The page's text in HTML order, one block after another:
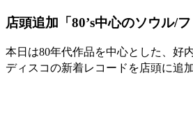
店頭追加「80’s中心のソウル/
本日は80年代作品を中心とした、好
ディスコの新着レコードを店頭に追